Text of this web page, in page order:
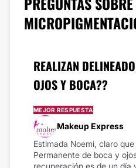
REALIZAN
OJOS Y BOCA??
MEJOR RESPUESTA
Makeup Express
Estimada Noemi, claro
Permanente de boca y
recuperación es de un día